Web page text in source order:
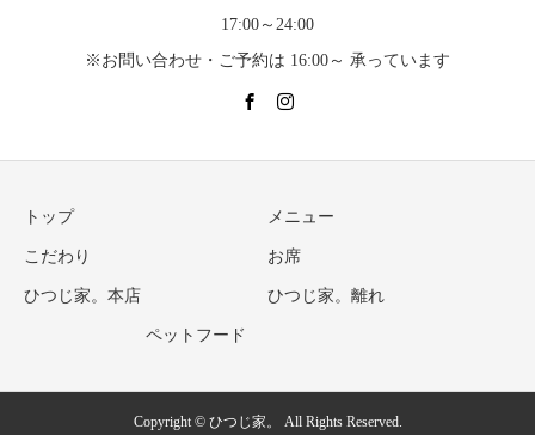
17:00～24:00
※お問い合わせ・ご予約は 16:00～ 承っています
トップ メニュー
こだわり お席
ひつじ家。本店 ひつじ家。離れ
ペットフード
Copyright © ひつじ家。 All Rights Reserved.